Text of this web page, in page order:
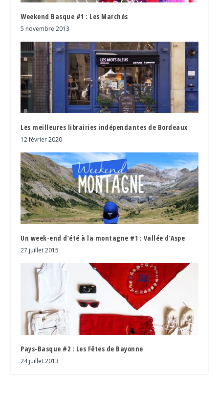
Weekend Basque #1 : Les Marchés
5 novembre 2013
Les meilleures librairies indépendantes de Bordeaux
12 février 2020
Un week-end d’été à la montagne #1 : Vallée d’Aspe
27 juillet 2015
Pays-Basque #2 : Les Fêtes de Bayonne
24 juillet 2013